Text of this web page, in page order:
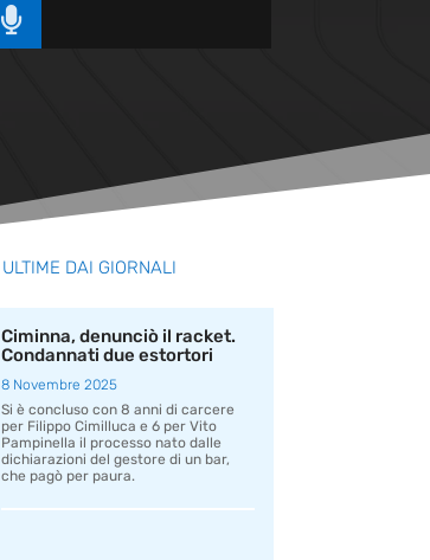

ULTIME DAI GIORNALI
Ciminna, denunciò il racket.
Condannati due estortori
8 Novembre 2025
Si è concluso con 8 anni di carcere
per Filippo Cimilluca e 6 per Vito
Pampinella il processo nato dalle
dichiarazioni del gestore di un bar,
che pagò per paura.